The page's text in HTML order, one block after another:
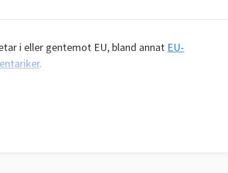
i eller gentemot EU, bland annat EU-
.